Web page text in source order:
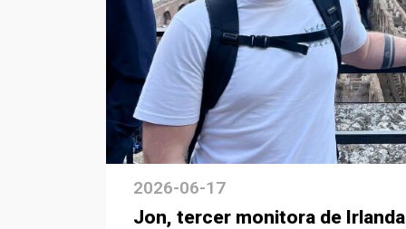
2026-06-17
Jon, tercer monitora de Irlanda